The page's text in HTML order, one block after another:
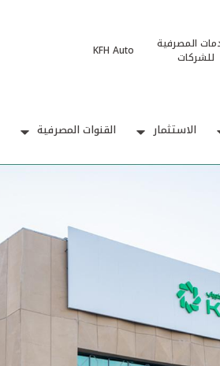
المصرفية
للشركات
KFH Auto
الاستثمار القنوات المصرفية